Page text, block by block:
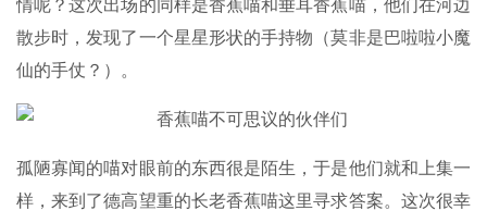
情呢？这次出场的同样是香蕉喵和垂耳香蕉喵，他们在河边
散步时，发现了一个星星形状的手持物（莫非是巴啦啦小魔
仙的手仗？）。
孤陋寡闻的喵对眼前的东西很是陌生，于是他们就和上集一
样，来到了德高望重的长老香蕉喵这里寻求答案。这次很幸